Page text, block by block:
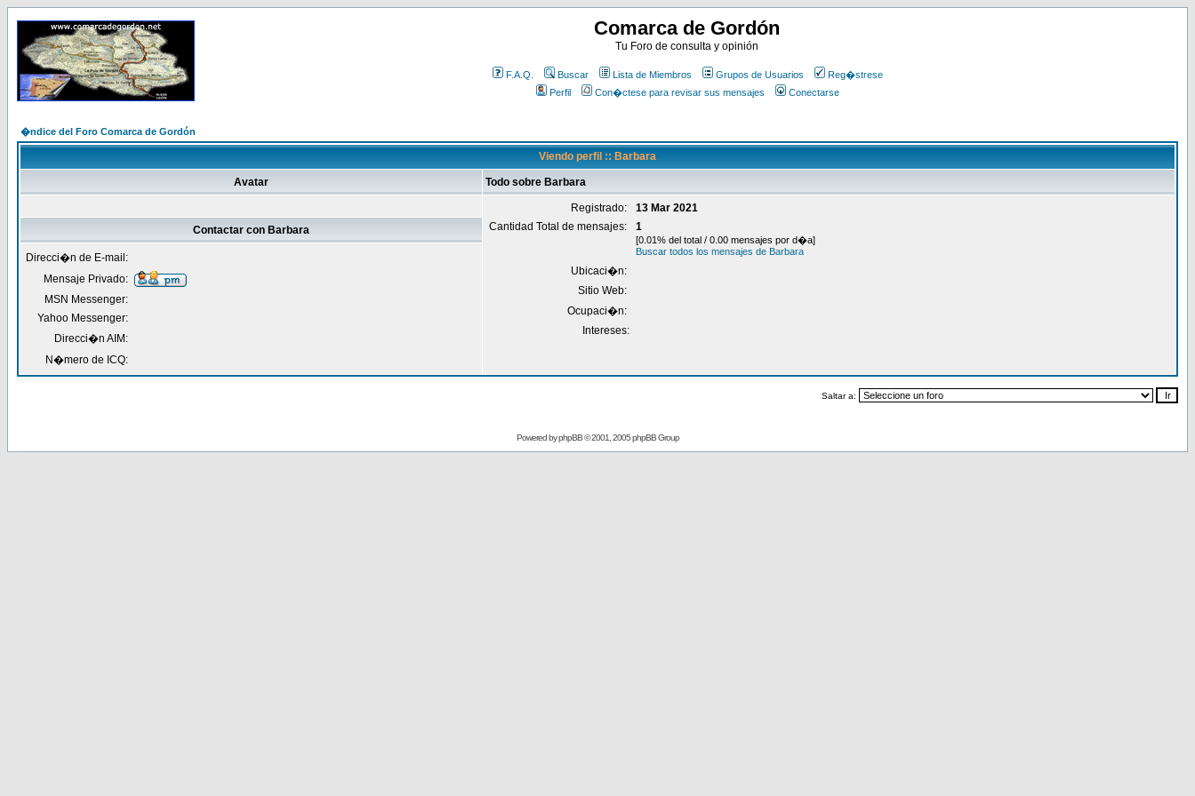
Comarca de Gordón
Tu Foro de consulta y opinión
F.A.Q. Buscar Lista de Miembros Grupos de Usuarios
Reg�strese
Perfil
Con�ctese para revisar sus mensajes Conectarse
�ndice del Foro Comarca de Gordón
Viendo perfil :: Barbara
Avatar Todo sobre Barbara
Registrado:
13 Mar 2021
Cantidad Total de mensajes:
1
[0.01% del total / 0.00 mensajes por d�a]
Buscar todos los mensajes de Barbara
Ubicaci�n:
Sitio Web:
Ocupaci�n:
Intereses:
Contactar con Barbara
Direcci�n de E-mail:
Mensaje Privado:
MSN Messenger:
Yahoo Messenger:
Direcci�n AIM:
N�mero de ICQ:
Saltar a:
Powered byphpBB© 2001, 2005 phpBB Group